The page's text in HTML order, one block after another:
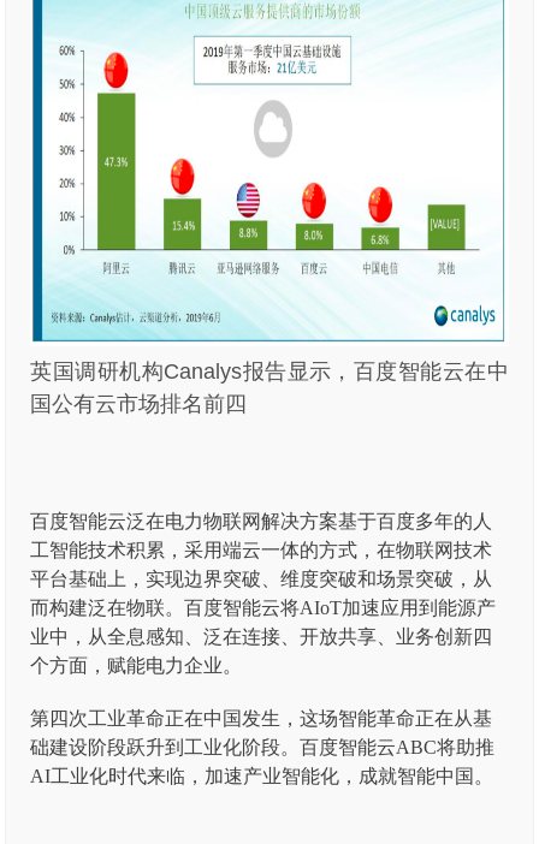
英国调研机构Canalys报告显示，百度智能云在中
国公有云市场排名前四
百度智能云泛在电力物联网解决方案基于百度多年的人
工智能技术积累，采用端云一体的方式，在物联网技术
平台基础上，实现边界突破、维度突破和场景突破，从
而构建泛在物联。百度智能云将AIoT加速应用到能源产
业中，从全息感知、泛在连接、开放共享、业务创新四
个方面，赋能电力企业。
第四次工业革命正在中国发生，这场智能革命正在从基
础建设阶段跃升到工业化阶段。百度智能云ABC将助推
AI工业化时代来临，加速产业智能化，成就智能中国。